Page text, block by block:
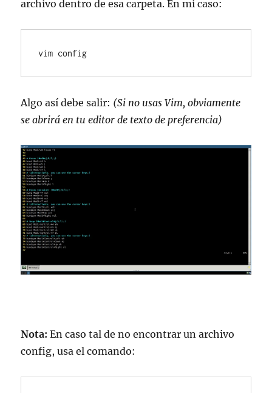
archivo dentro de esa carpeta. En mi caso:
vim config
Algo así debe salir: (Si no usas Vim, obviamente
se abrirá en tu editor de texto de preferencia)
Nota: En caso tal de no encontrar un archivo
config, usa el comando: